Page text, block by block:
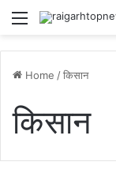
Menu
Home /किसान
किसान